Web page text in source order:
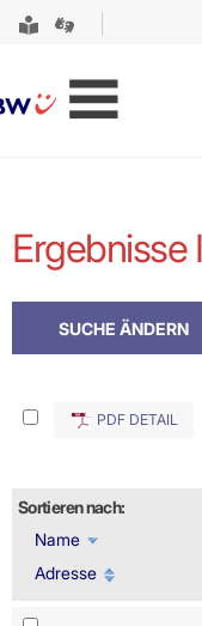
Ergebnisse
PDF DETAIL
Sortieren nach:
Name
Adresse